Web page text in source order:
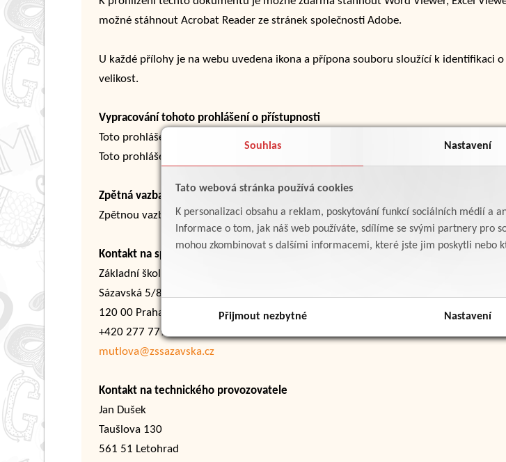
Souhlas Nastavení
Tato webová stránka používá cookies
K personalizaci obsahu a reklam, poskytování funkcí sociálních médií a
Informace o tom, jak náš web používáte, sdílíme se svými partnery pro
mohou zkombinovat s dalšími informacemi, které jste jim poskytli nebo
Přijmout nezbytné Nastavení
možné stáhnout Acrobat Reader ze stránek společnosti Adobe.
U každé přílohy je na webu uvedena ikona a přípona souboru sloužící k identifikaci
velikost.
Vypracování tohoto prohlášení o přístupnosti
Toto prohlášení bylo vypracování dne 9.4.2024. Prohlášení bylo revidováno dne
Toto prohlášení bylo vypracováno dle metodického pokynu MVČR k tomuto zákonu.
Zpětná vazba a kontaktní údaje
Zpětnou vazbu ohledně přístupnosti webových stránek a informací na nich
Kontakt na správce obsahu
Základní škola Sázavská
Sázavská 5/830
120 00 Praha 2
+420 277 779 641
mutlova@zssazavska.cz
Kontakt na technického provozovatele
Jan Dušek
Taušlova 130
561 51 Letohrad